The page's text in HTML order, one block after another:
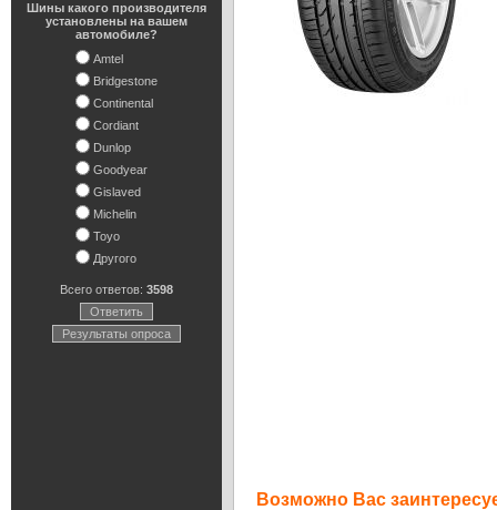
Шины какого производителя
установлены на вашем
автомобиле?
Amtel
Bridgestone
Continental
Cordiant
Dunlop
Goodyear
Gislaved
Michelin
Toyo
Другого
Всего ответов: 3598
Ответить
Результаты опроса
Возможно Вас